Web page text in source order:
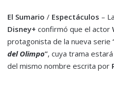
El Sumario / Espectáculos –
Disney+ confirmó que el actor
protagonista de la nueva serie
del Olimpo”, cuya trama
del mismo nombre escrita por